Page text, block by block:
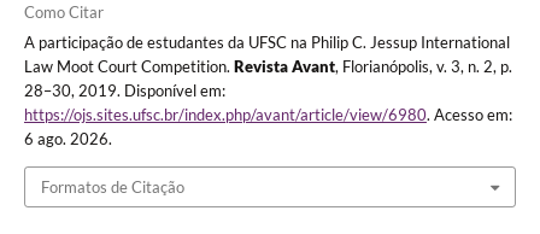
Como Citar
A participação de estudantes da UFSC na Philip C. Jessup International
Law Moot Court Competition. Revista Avant, Florianópolis, v. 3, n. 2, p.
28–30, 2019. Disponível em:
https://ojs.sites.ufsc.br/index.php/avant/article/view/6980. Acesso em:
6 ago. 2026.
Formatos de Citação